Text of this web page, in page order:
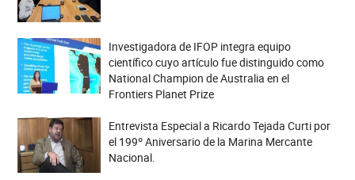
Investigadora de IFOP integra equipo
científico cuyo artículo fue distinguido como
National Champion de Australia en el
Frontiers Planet Prize
Entrevista Especial a Ricardo Tejada Curti por
el 199º Aniversario de la Marina Mercante
Nacional.